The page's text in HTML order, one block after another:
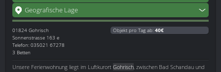
Geografische Lage
01824 Gohrisch
Sonnenstrasse 163 e
Telefon: 035021 67278
3 Betten
Objekt pro Tag ab: 40€
Unsere Ferienwohnung liegt im Luftkurort Gohrisch , zwischen Bad Schandau und